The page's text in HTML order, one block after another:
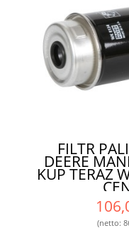
FILTR
DEERE
KUP TERAZ
(netto: